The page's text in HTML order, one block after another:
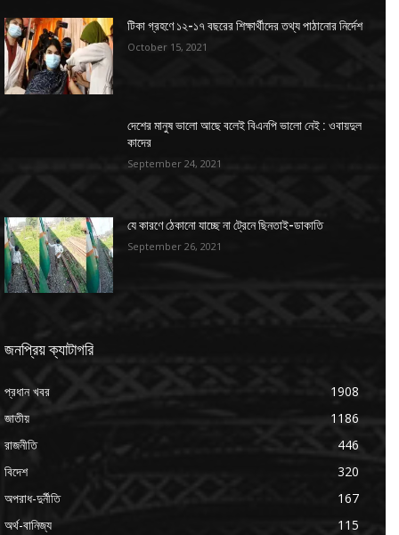
টিকা গ্রহণে ১২-১৭ বছরের শিক্ষার্থীদের তথ্য পাঠানোর নির্দেশ
October 15, 2021
দেশের মানুষ ভালো আছে বলেই বিএনপি ভালো নেই : ওবায়দুল
কাদের
September 24, 2021
যে কারণে ঠেকানো যাচ্ছে না ট্রেনে ছিনতাই-ডাকাতি
September 26, 2021
জনপ্রিয় ক্যাটাগরি
প্রধান খবর
1908
জাতীয়
1186
রাজনীতি
446
বিদেশ
320
অপরাধ-দুর্নীতি
167
অর্থ-বানিজ্য
115